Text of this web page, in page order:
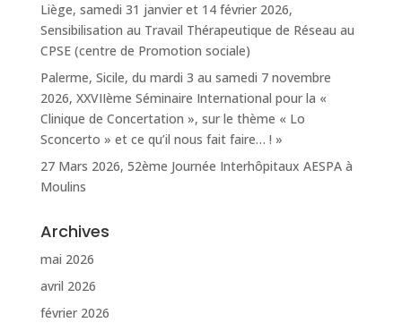
Liège, samedi 31 janvier et 14 février 2026,
Sensibilisation au Travail Thérapeutique de Réseau au
CPSE (centre de Promotion sociale)
Palerme, Sicile, du mardi 3 au samedi 7 novembre
2026, XXVIIème Séminaire International pour la «
Clinique de Concertation », sur le thème « Lo
Sconcerto » et ce qu’il nous fait faire… ! »
27 Mars 2026, 52ème Journée Interhôpitaux AESPA à
Moulins
Archives
mai 2026
avril 2026
février 2026